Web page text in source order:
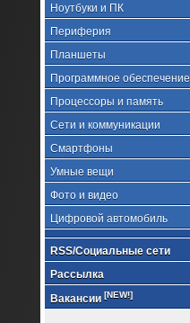
Ноутбуки и ПК
Периферия
Планшеты
Программное обеспечение
Процессоры и память
Сети и коммуникации
Смартфоны
Умные вещи
Фото и видео
Цифровой автомобиль
RSS/Социальные сети
Рассылка
Вакансии [NEW!]